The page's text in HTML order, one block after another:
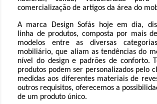
comercialização de artigos da área do
A marca Design Sofás hoje em dia,
linha de produtos, composta por mais
modelos entre as diversas
mobiliário, que aliam as tendências do
nível do design e padrões de conforto.
produtos podem ser personalizados pelo
medidas aos diferentes materiais de
outros requisitos, oferecemos a
de um produto único.